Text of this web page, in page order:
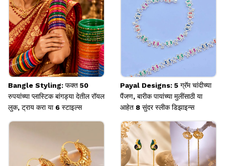
Bangle Styling: फक्त 50
रुपयांच्या प्लास्टिक बांगड्या देतील रॉयल
लुक, ट्राय करा या 6 स्टाइल्स
Payal Designs: 5 ग्रॅम चांदीच्या
पैंजण, बारीक पायांच्या मुलींसाठी या
आहेत 8 सुंदर स्लीक डिझाइन्स